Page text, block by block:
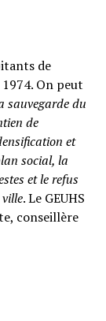
de
1974. On peut
sauvegarde du
de
et
social, la
et le refus
. Le GEUHS
conseillère